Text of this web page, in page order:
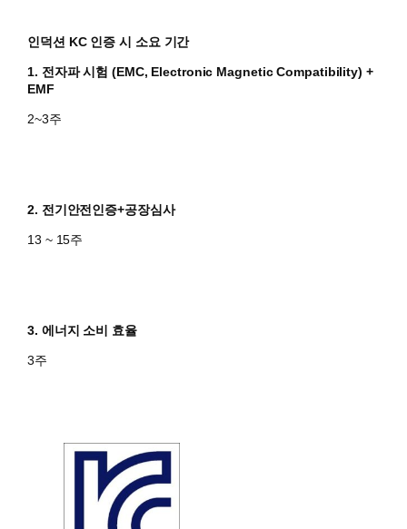
인덕션 KC 인증 시 소요 기간
1. 전자파 시험 (EMC, Electronic Magnetic Compatibility) +
EMF
2~3주
2. 전기안전인증+공장심사
​​13 ~ 15주
​3. 에너지 소비 효율
​3주